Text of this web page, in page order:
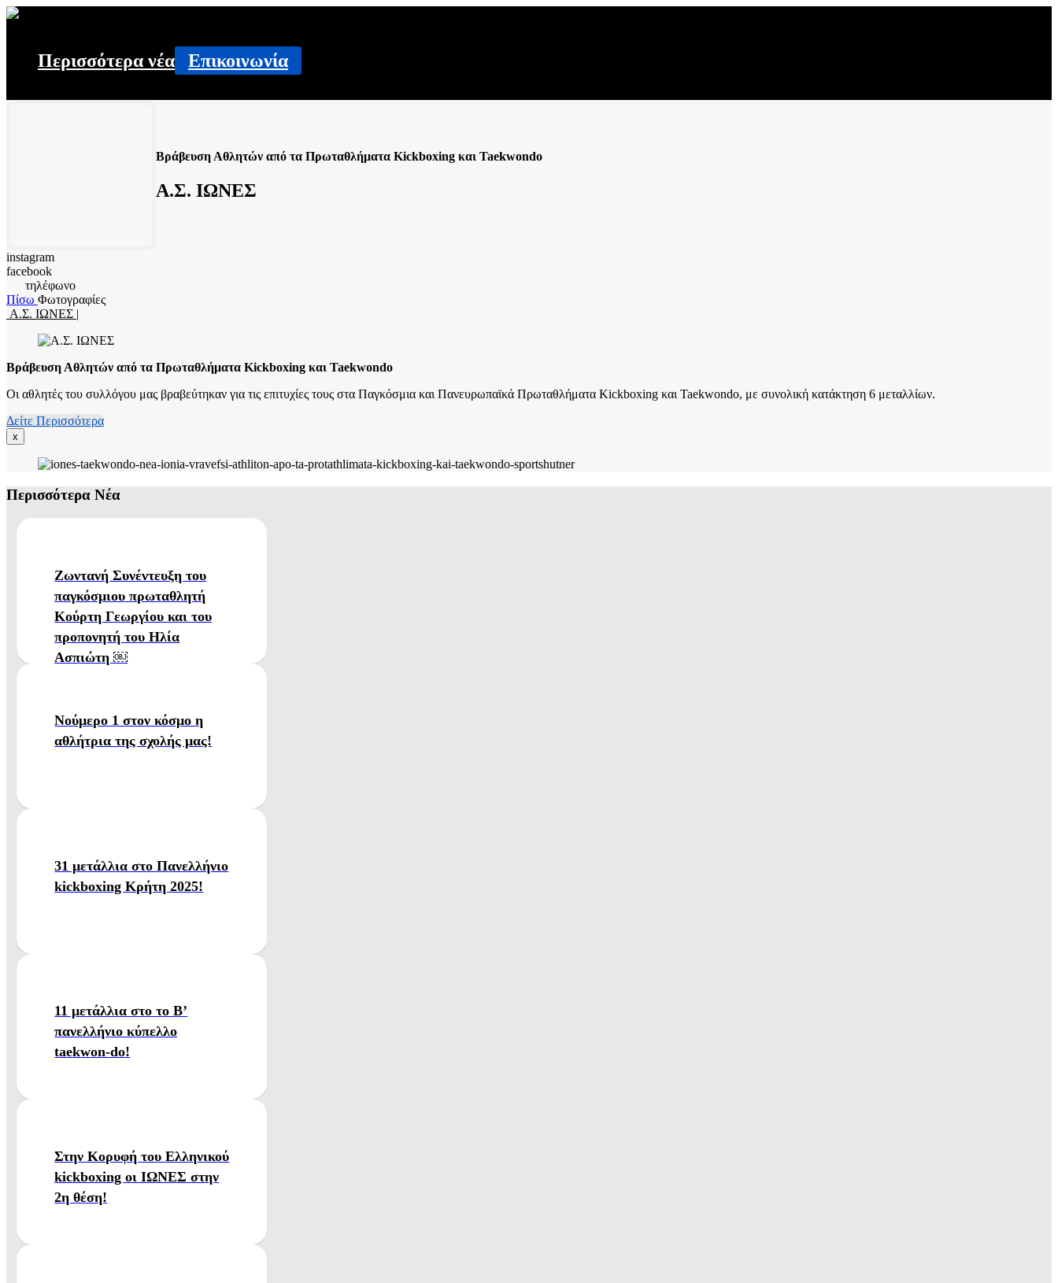
Περισσότερα νέα Επικοινωνία
Βράβευση Αθλητών από τα Πρωταθλήματα Kickboxing και Taekwondo
Α.Σ. ΙΩΝΕΣ
instagram
facebook
τηλέφωνο
Πίσω Φωτογραφίες
Α.Σ. ΙΩΝΕΣ |
Βράβευση Αθλητών από τα Πρωταθλήματα Kickboxing και Taekwondo
Οι αθλητές του συλλόγου μας βραβεύτηκαν για τις επιτυχίες τους στα Παγκόσμια και Πανευρωπαϊκά Πρωταθλήματα Kickboxing και Taekwondo, με συνολική κατάκτηση 6 μεταλλίων.
Δείτε Περισσότερα
x
Περισσότερα Νέα
Ζωντανή Συνέντευξη του
παγκόσμιου πρωταθλητή
Κούρτη Γεωργίου και του
προπονητή του Ηλία
Ασπιώτη ￼
Νούμερο 1 στον κόσμο η
αθλήτρια της σχολής μας!
31 μετάλλια στο Πανελλήνιο
kickboxing Κρήτη 2025!
11 μετάλλια στο το Β’
πανελλήνιο κύπελλο
taekwon-do!
Στην Κορυφή του Ελληνικού
kickboxing οι ΙΩΝΕΣ στην
2η θέση!